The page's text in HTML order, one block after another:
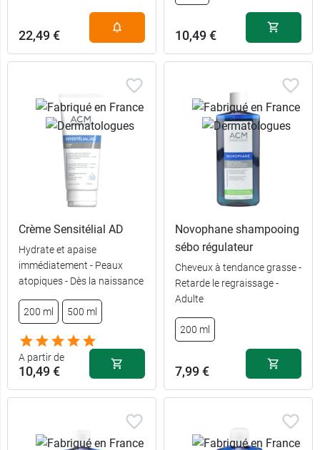
5,99 €
22,49 € 10,49 €
Crème Sensitélial AD
Hydrate et apaise
immédiatement - Peaux
atopiques - Dès la naissance
200 ml 500 ml
A partir de
10,49 €
Novophane shampooing
sébo régulateur
Cheveux à tendance grasse -
Retarde le regraissage -
Adulte
200 ml
7,99 €